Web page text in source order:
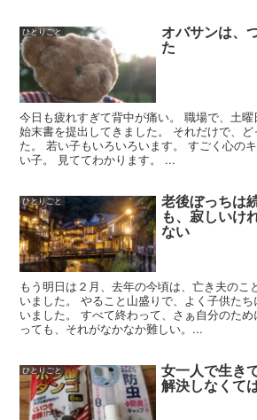
ひとりごと オバサンは、
た
今日も疲れすぎて背中が痛い。 職場で、土
始末書を提出してきました。 それだけで、
た。 若い子もいろいろいます。 すごく心の
い子。 見ててわかります。 ...
ひとりごと 老後ぼっちは
も、寂しいけ
ない
もう明日は２月、去年の今頃は、亡き夫のこ
いました。 やること山盛りで、よく子供た
いました。 すべて終わって、さぁ自分のた
っても、それがなかなか難しい。...
ひとりごと 女一人で生き
解決しなくて